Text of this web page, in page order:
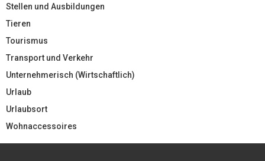
Stellen und Ausbildungen
Tieren
Tourismus
Transport und Verkehr
Unternehmerisch (Wirtschaftlich)
Urlaub
Urlaubsort
Wohnaccessoires